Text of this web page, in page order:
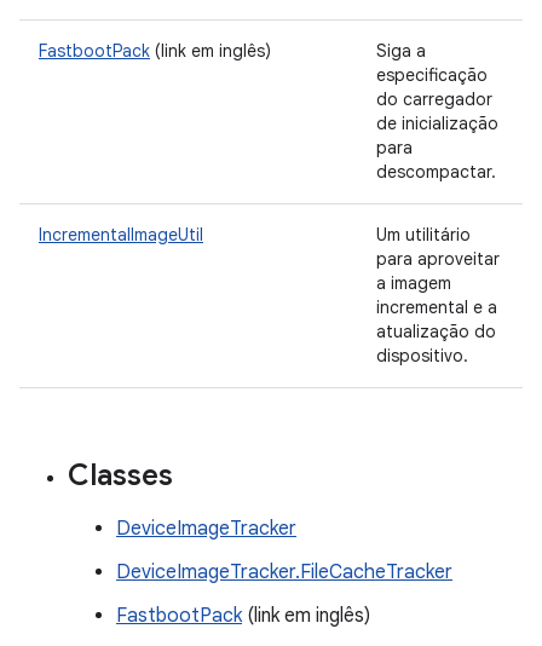
FastbootPack (link em inglês)
Siga a
especificação
do carregador
de inicialização
para
descompactar.
IncrementalImageUtil
Um utilitário
para aproveitar
a imagem
incremental e a
atualização do
dispositivo.
Classes
DeviceImageTracker
DeviceImageTracker.FileCacheTracker
FastbootPack(link em inglês)